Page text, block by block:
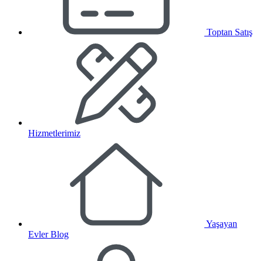
Toptan Satış
Hizmetlerimiz
Yaşayan
Evler Blog